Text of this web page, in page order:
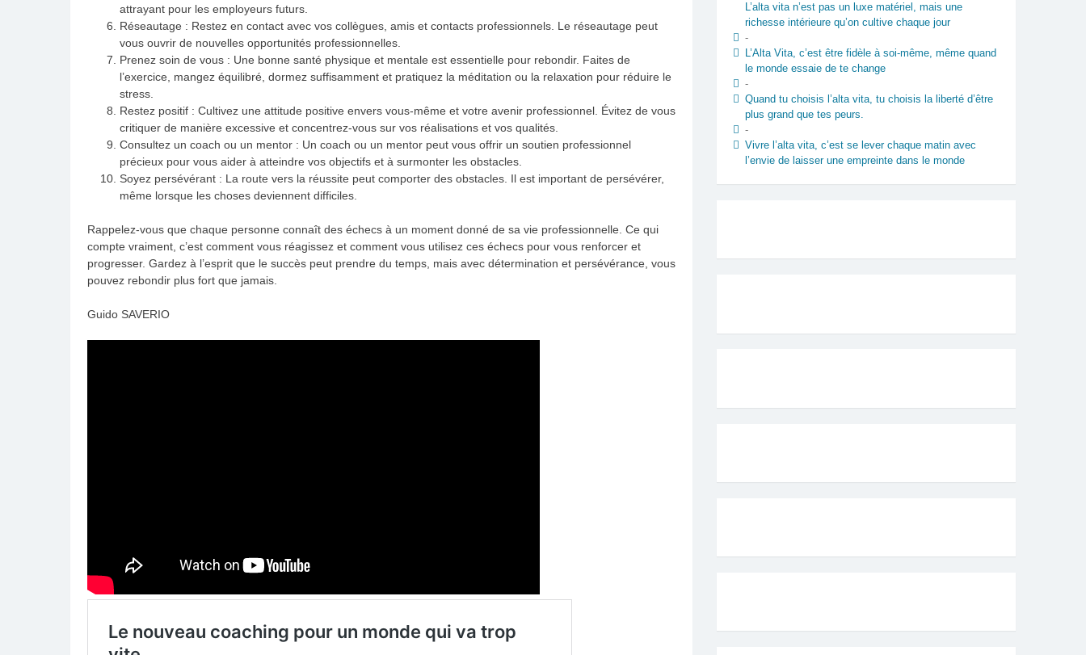
attrayant pour les employeurs futurs.
Réseautage : Restez en contact avec vos collègues, amis et contacts professionnels. Le réseautage peut
vous ouvrir de nouvelles opportunités professionnelles.
Prenez soin de vous : Une bonne santé physique et mentale est essentielle pour rebondir. Faites de
l’exercice, mangez équilibré, dormez suffisamment et pratiquez la méditation ou la relaxation pour réduire le
stress.
Restez positif : Cultivez une attitude positive envers vous-même et votre avenir professionnel. Évitez de vous
critiquer de manière excessive et concentrez-vous sur vos réalisations et vos qualités.
Consultez un coach ou un mentor : Un coach ou un mentor peut vous offrir un soutien professionnel
précieux pour vous aider à atteindre vos objectifs et à surmonter les obstacles.
Soyez persévérant : La route vers la réussite peut comporter des obstacles. Il est important de persévérer,
même lorsque les choses deviennent difficiles.
Rappelez-vous que chaque personne connaît des échecs à un moment donné de sa vie professionnelle. Ce qui
compte vraiment, c’est comment vous réagissez et comment vous utilisez ces échecs pour vous renforcer et
progresser. Gardez à l’esprit que le succès peut prendre du temps, mais avec détermination et persévérance, vous
pouvez rebondir plus fort que jamais.
Guido SAVERIO
L’alta vita n’est pas un luxe matériel, mais une
richesse intérieure qu’on cultive chaque jour
-
L’Alta Vita, c’est être fidèle à soi-même, même quand
le monde essaie de te change
-
Quand tu choisis l’alta vita, tu choisis la liberté d’être
plus grand que tes peurs.
-
Vivre l’alta vita, c’est se lever chaque matin avec
l’envie de laisser une empreinte dans le monde